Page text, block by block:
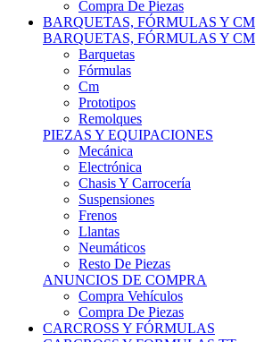
BARQUETAS, FÓRMULAS Y CM
Barquetas
Fórmulas
Cm
Prototipos
Remolques
PIEZAS Y EQUIPACIONES
Mecánica
Electrónica
Chasis Y Carrocería
Suspensiones
Frenos
Llantas
Neumáticos
Resto De Piezas
ANUNCIOS DE COMPRA
Compra Vehículos
Compra De Piezas
CARCROSS Y FÓRMULAS
CARCROSS Y FORMULAS TT
Carcross